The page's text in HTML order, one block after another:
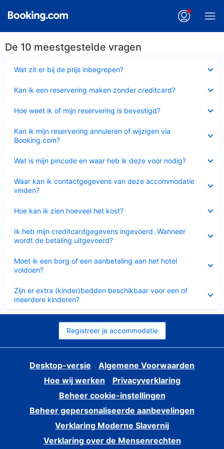
De 10 meestgestelde vragen
Wat zit er bij de prijs inbegrepen?
Kan ik een reservering maken zonder creditcard?
Hoe weet ik of mijn reservering is bevestigd?
Kan ik mijn reservering annuleren of wijzigen via
Booking.com?
Wat is mijn pincode en waar heb ik deze voor nodig?
Waar kan ik contactgegevens van deze accommodatie
vinden?
Hoe kan ik zien hoeveel het kost?
Ik heb mijn creditcardgegevens ingevoerd. Wanneer
wordt de betaling uitgevoerd?
Moet ik een borg of een aanbetaling aan het hotel
voldoen?
Zijn er extra (kinder)bedden beschikbaar voor een of
meerdere kinderen?
Registreer je accommodatie
Desktop-versie
Algemene Voorwaarden
Hoe wij werken
Privacyverklaring
Beheer cookie-instellingen
Beheer gepersonaliseerde aanbevelingen
Verklaring Moderne Slavernij
Verklaring over de Mensenrechten